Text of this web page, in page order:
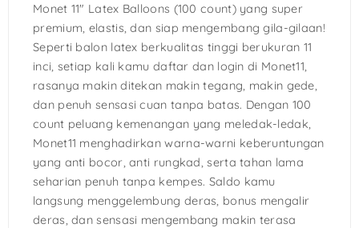
Monet 11″ Latex Balloons (100 count) yang super
premium, elastis, dan siap mengembang gila-gilaan!
Seperti balon latex berkualitas tinggi berukuran 11
inci, setiap kali kamu daftar dan login di Monet11,
rasanya makin ditekan makin tegang, makin gede,
dan penuh sensasi cuan tanpa batas. Dengan 100
count peluang kemenangan yang meledak-ledak,
Monet11 menghadirkan warna-warni keberuntungan
yang anti bocor, anti rungkad, serta tahan lama
seharian penuh tanpa kempes. Saldo kamu
langsung menggelembung deras, bonus mengalir
deras, dan sensasi mengembang makin terasa